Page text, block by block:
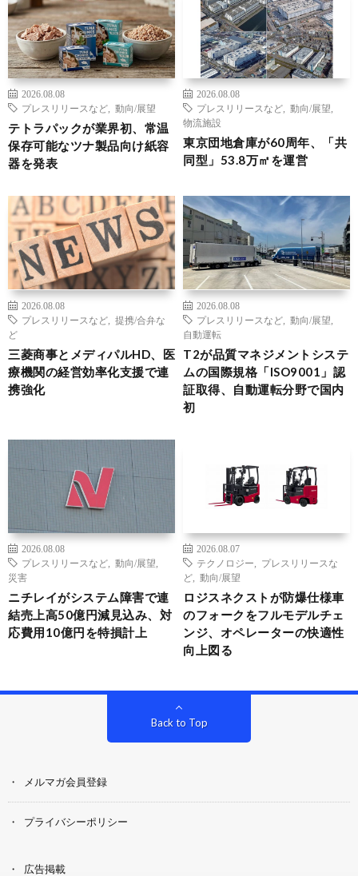
2026.08.08
プレスリリースなど
動向/展望
テトラパックが業界初、常温
保存可能なツナ製品向け紙容
器を発表
2026.08.08
プレスリリースなど
動向/展望
物流施設
東京団地倉庫が60周年、「共
同型」53.8万㎡を運営
2026.08.08
プレスリリースなど
提携/合弁な
ど
三菱商事とメディパルHD、医
療機関の経営効率化支援で連
携強化
2026.08.08
プレスリリースなど
動向/展望
自動運転
T2が品質マネジメントシステ
ムの国際規格「ISO9001」認
証取得、自動運転分野で国内
初
2026.08.08
プレスリリースなど
動向/展望
災害
ニチレイがシステム障害で連
結売上高50億円減見込み、対
応費用10億円を特損計上
2026.08.07
テクノロジー
プレスリリースな
ど
動向/展望
ロジスネクストが防爆仕様車
のフォークをフルモデルチェ
ンジ、オペレーターの快適性
向上図る
Back to Top
メルマガ会員登録
プライバシーポリシー
広告掲載